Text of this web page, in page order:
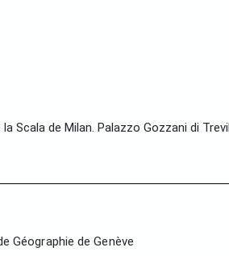
Scala de Milan. Palazzo Gozzani di
Géographie de Genève